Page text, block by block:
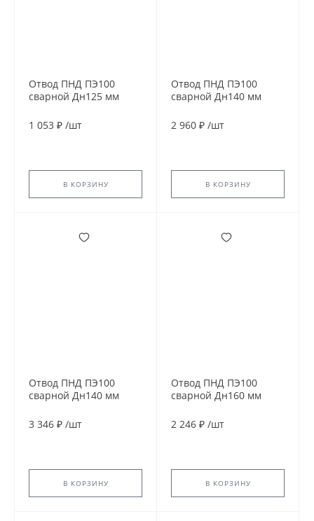
Отвод ПНД ПЭ100
сварной Дн125 мм
1 053 ₽ /шт
В КОРЗИНУ
Отвод ПНД ПЭ100
сварной Дн140 мм
2 960 ₽ /шт
В КОРЗИНУ
Отвод ПНД ПЭ100
сварной Дн140 мм
3 346 ₽ /шт
В КОРЗИНУ
Отвод ПНД ПЭ100
сварной Дн160 мм
2 246 ₽ /шт
В КОРЗИНУ